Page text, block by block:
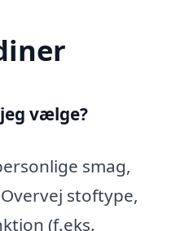
vælge?
smag,
stoftype,
(f.eks.